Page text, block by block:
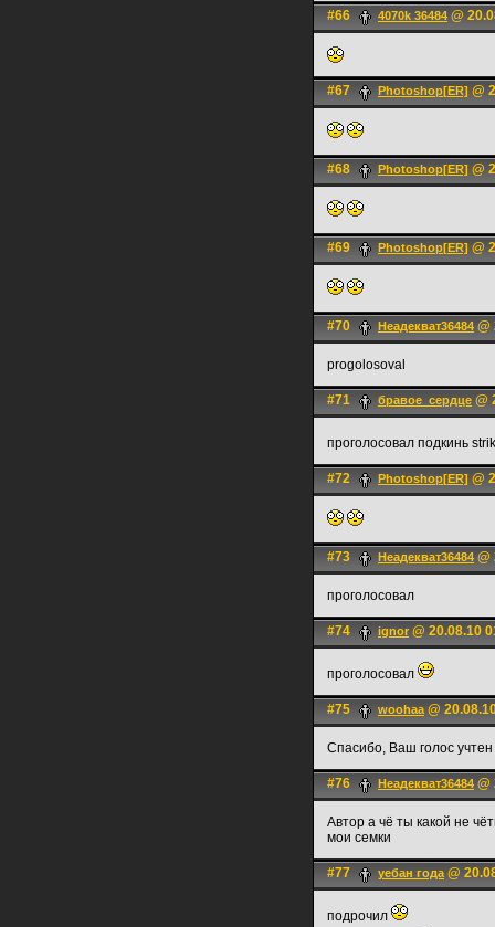
#66 4070k 36484 @
#67 Photoshop[ER] @
#68 Photoshop[ER] @
#69 Photoshop[ER] @
#70 Неадекват36484 @
progolosoval
#71 бравое_сердце @
проголосовал подкинь
#72 Photoshop[ER] @
#73 Неадекват36484 @
проголосовал
#74 ignоr @ 20.08.10
проголосовал
#75 woohaa@
Спасибо, Ваш голос учтен
#76 Неадекват36484 @
Автор а чё ты какой не
мои семки
#77 уебан года@
подрочил